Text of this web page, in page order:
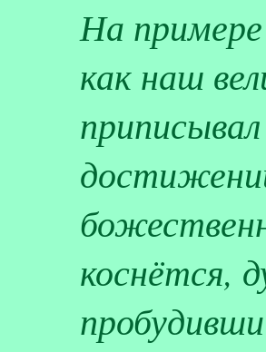
На
как наш
приписывал
коснётся,